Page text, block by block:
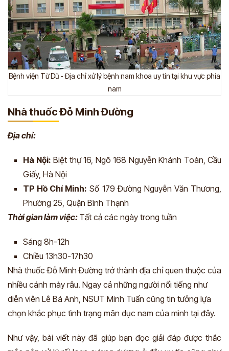
Bệnh viện Từ Dũ - Địa chỉ xử lý bệnh nam khoa uy tín tại khu vực phía
nam
Nhà thuốc Đỗ Minh Đường
Địa chỉ:
Hà Nội: Biệt thự 16, Ngõ 168 Nguyễn Khánh Toàn, Cầu
Giấy, Hà Nội
TP Hồ Chí Minh: Số 179 Đường Nguyễn Văn Thương,
Phường 25, Quận Bình Thạnh
Thời gian làm việc: Tất cả các ngày trong tuần
Sáng 8h-12h
Chiều 13h30-17h30
Nhà thuốc Đỗ Minh Đường trở thành địa chỉ quen thuộc của
nhiều cánh mày râu. Ngay cả những người nổi tiếng như
diễn viên Lê Bá Anh, NSUT Minh Tuấn cũng tin tưởng lựa
chọn khắc phục tình trạng mãn dục nam của mình tại đây.
Như vậy, bài viết này đã giúp bạn đọc giải đáp được thắc